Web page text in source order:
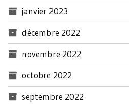
janvier 2023
décembre 2022
novembre 2022
octobre 2022
septembre 2022